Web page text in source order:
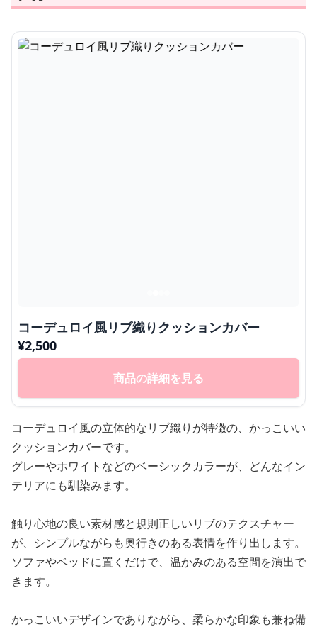
コーデュロイ風リブ織りクッションカバー
¥2,500
商品の詳細を見る
コーデュロイ風の立体的なリブ織りが特徴の、かっこいい
クッションカバーです。
グレーやホワイトなどのベーシックカラーが、どんなイン
テリアにも馴染みます。
触り心地の良い素材感と規則正しいリブのテクスチャー
が、シンプルながらも奥行きのある表情を作り出します。
ソファやベッドに置くだけで、温かみのある空間を演出で
きます。
かっこいいデザインでありながら、柔らかな印象も兼ね備